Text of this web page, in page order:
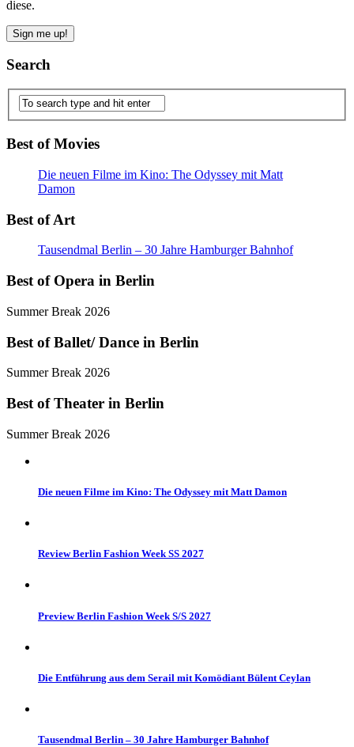
diese.
Search
Best of Movies
Die neuen Filme im Kino: The Odyssey mit Matt
Damon
Best of Art
Tausendmal Berlin – 30 Jahre Hamburger Bahnhof
Best of Opera in Berlin
Summer Break 2026
Best of Ballet/ Dance in Berlin
Summer Break 2026
Best of Theater in Berlin
Summer Break 2026
Die neuen Filme im Kino: The Odyssey mit Matt Damon
Review Berlin Fashion Week SS 2027
Preview Berlin Fashion Week S/S 2027
Die Entführung aus dem Serail mit Komödiant Bülent Ceylan
Tausendmal Berlin – 30 Jahre Hamburger Bahnhof